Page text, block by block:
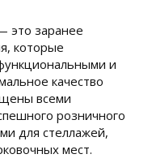
это заранее
которые
и
качество
всеми
розничного
для стеллажей,
мест.